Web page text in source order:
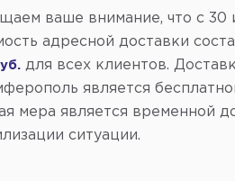
авто
206-5
центр:
ваше внимание, что c 30
адресной доставки
для всех клиентов.
является
мера является временной
ситуации.